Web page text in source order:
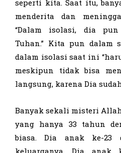
seperti kita. Saat itu,
menderita dan
“Dalam isolasi, dia
Tuhan.” Kita pun dalam
dalam isolasi saat ini
meskipun tidak bisa
langsung, karena Dia
Banyak sekali misteri
yang hanya 33 tahun
biasa. Dia anak ke-23